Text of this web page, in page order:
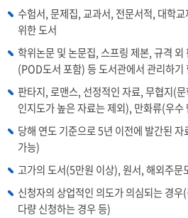
수험서, 문제집, 교과서, 전문서적, 대학
위한 도서
학위논문 및 논문집, 스프링 제본, 규격
(POD도서 포함) 등 도서관에서 관리하기
판타지, 로맨스, 선정적인 자료, 무협지(
인지도가 높은 자료는 제외), 만화류(우수
당해 연도 기준으로 5년 이전에 발간된
가능)
고가의 도서(5만원 이상), 원서, 해외주문
신청자의 상업적인 의도가 의심되는 경
다량 신청하는 경우 등)